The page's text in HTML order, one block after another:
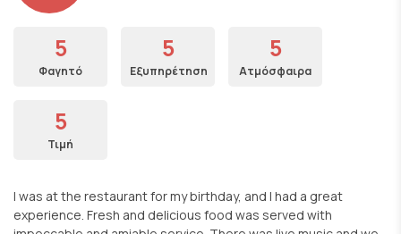
5
Φαγητό
5
Εξυπηρέτηση
5
Ατμόσφαιρα
5
Τιμή
I was at the restaurant for my birthday, and I had a great
experience. Fresh and delicious food was served with